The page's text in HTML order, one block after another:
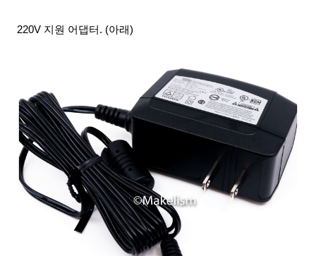
220V 지원 어댑터. (아래)